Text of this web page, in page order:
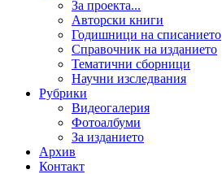
За проекта...
Авторски книги
Годишници на списанието
Справочник на изданието
Тематични сборници
Научни изследвания
Рубрики
Видеогалерия
Фотоалбуми
За изданието
Архив
Контакт